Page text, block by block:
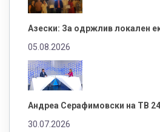
Азески: За одржлив локален
05.08.2026
Андреа Серафимовски на ТВ
30.07.2026